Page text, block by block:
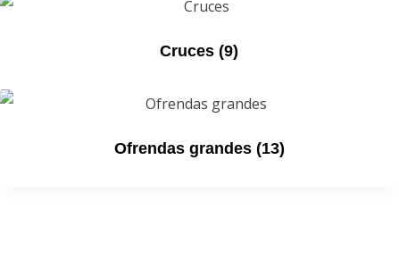
Cruces (9)
Ofrendas grandes (13)